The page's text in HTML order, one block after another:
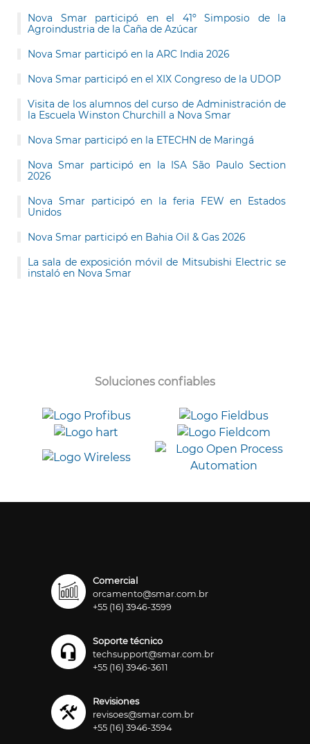
Nova Smar participó en el 41º Simposio de la
Agroindustria de la Caña de Azúcar
Nova Smar participó en la ARC India 2026
Nova Smar participó en el XIX Congreso de la UDOP
Visita de los alumnos del curso de Administración de
la Escuela Winston Churchill a Nova Smar
Nova Smar participó en la ETECHN de Maringá
Nova Smar participó en la ISA São Paulo Section
2026
Nova Smar participó en la feria FEW en Estados
Unidos
Nova Smar participó en Bahia Oil & Gas 2026
La sala de exposición móvil de Mitsubishi Electric se
instaló en Nova Smar
Soluciones confiables
Comercial
orcamento@smar.com.br
+55 (16) 3946-3599
Soporte técnico
techsupport@smar.com.br
+55 (16) 3946-3611
Revisiones
revisoes@smar.com.br
+55 (16) 3946-3594